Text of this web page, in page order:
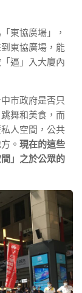
東協廣場」，
東協廣場，能
逼」入大廈內
市政府是否只
舞和美食，而
人空間，公共
。 現在的這些
」之於公眾的